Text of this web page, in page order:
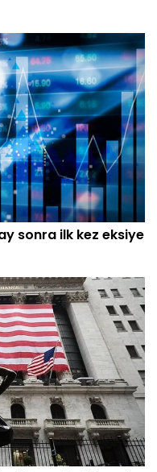
sonra ilk kez eksiye